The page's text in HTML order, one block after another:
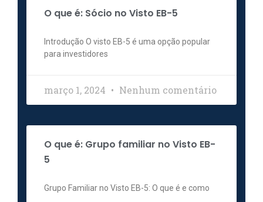
O que é: Sócio no Visto EB-5
Introdução O visto EB-5 é uma opção popular
para investidores
março 1, 2024 Nenhum comentário
O que é: Grupo familiar no Visto EB-
5
Grupo Familiar no Visto EB-5: O que é e como